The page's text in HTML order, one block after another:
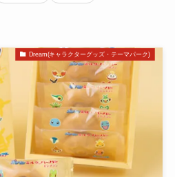
Dream(キャラクターグッズ・テーマパーク)